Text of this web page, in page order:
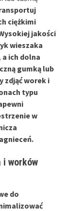
ciężkimi
jakości
wieszaka
a ich dolna
gumką lub
zdjąć worek i
typu
w
worków
do